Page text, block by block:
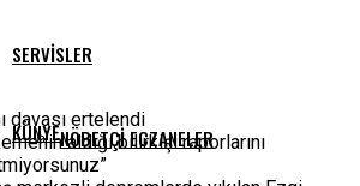
SERVISLER
NÖBETÇI ECZANELER
KÜNYE
davası ertelendi
aldığı bilirkişi raporlarını